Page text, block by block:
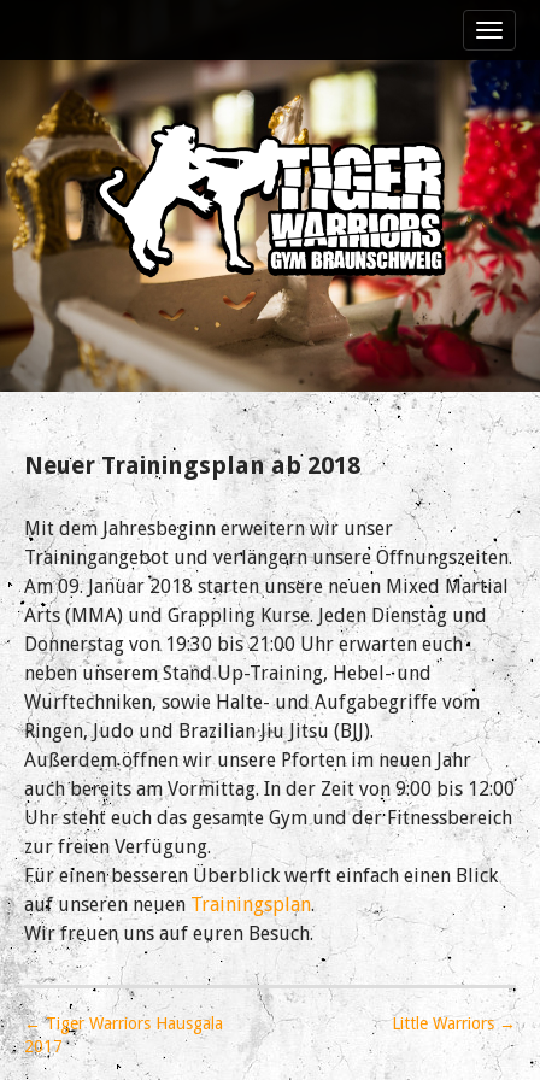
i
n
u
i
c
o
t
t
Neuer Trainingsplan ab 2018
Mit dem Jahresbeginn erweitern wir unser
Trainingangebot und verlängern unsere Öffnungszeiten.
Am 09. Januar 2018 starten unsere neuen Mixed Martial
Arts (MMA) und Grappling Kurse. Jeden Dienstag und
Donnerstag von 19:30 bis 21:00 Uhr erwarten euch
neben unserem Stand Up-Training, Hebel- und
Wurftechniken, sowie Halte- und Aufgabegriffe vom
Ringen, Judo und Brazilian Jiu Jitsu (BJJ).
Außerdem öffnen wir unsere Pforten im neuen Jahr
auch bereits am Vormittag. In der Zeit von 9:00 bis 12:00
Uhr steht euch das gesamte Gym und der Fitnessbereich
zur freien Verfügung.
Für einen besseren Überblick werft einfach einen Blick
auf unseren neuen Trainingsplan.
Wir freuen uns auf euren Besuch.
P
o
← Tiger Warriors Hausgala
2017
Little Warriors →